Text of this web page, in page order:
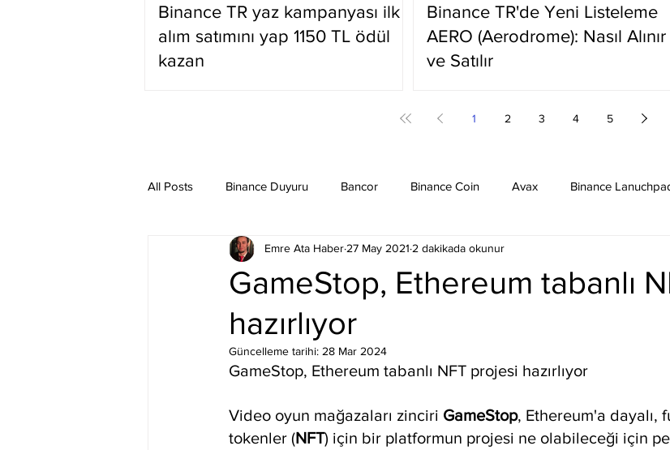
Binance TR yaz kampanyası ilk
alım satımını yap 1150 TL ödül
kazan
Binance TR'de Yeni Listeleme
AERO (Aerodrome): Nasıl Alınır
ve Satılır
1 2 3 4 5
All Posts Binance Duyuru Bancor Binance Coin Avax Binance
Binance Taraftar Token Bitcoin Bitcoin Sv Binance Yeni Listeleme
Bittorent Coin Chiliz Compound
Ethereum Classic Elrond Eos Kripto Para Haberleri Iota
GameStop, Ethereum tabanlı
hazırlıyor
Emre Ata Haber 27 May 2021 2 dakikada okunur
Güncelleme tarihi: 28 Mar 2024
GameStop, Ethereum tabanlı NFT projesi hazırlıyor
Video oyun mağazaları zinciri GameStop, Ethereum'a dayalı,
tokenler (NFT) için bir platformun projesi ne olabileceği için